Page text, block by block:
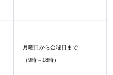
月曜日から金曜日まで
（9時～18時）